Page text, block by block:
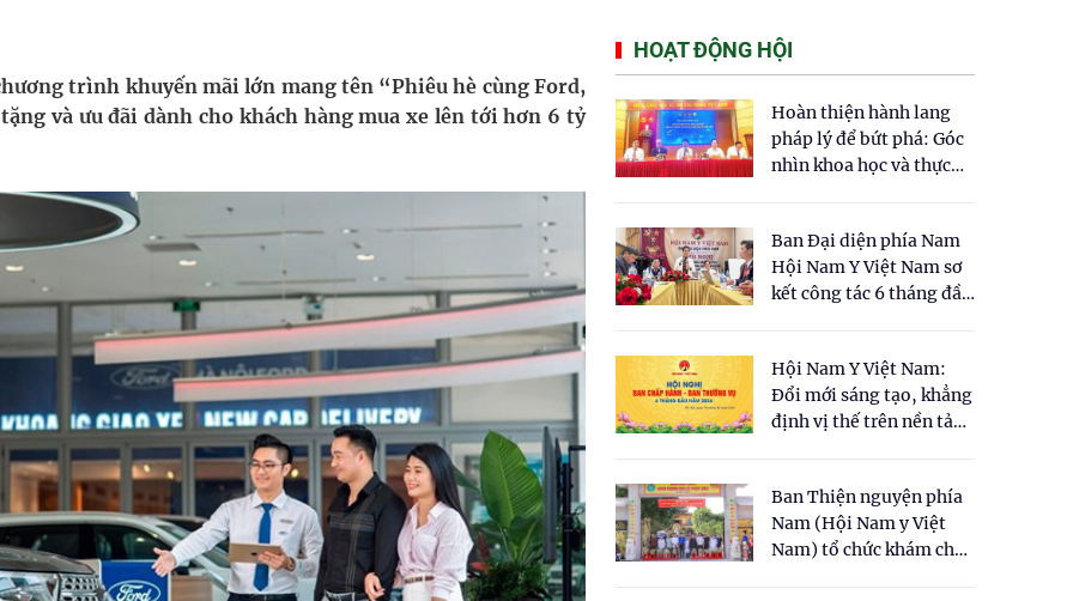
nhiệt độ cao nhất 35 độ
khám sàng lọc cho người dân
theo cách ít ai ngờ tới
trình khuyến mãi lớn mang tên “Phiêu hè cùng Ford,
và ưu đãi dành cho khách hàng mua xe lên tới hơn 6 tỷ
HOẠT ĐỘNG HỘI
Hoàn thiện hành lang
pháp lý để bứt phá: Góc
nhìn khoa học và thực
cho Luật Y dược cổ
truyền Việt Nam"
Ban Đại diện phía Nam
Hội Nam Y Việt Nam sơ
kết công tác 6 tháng đầu
Hội Nam Y Việt Nam:
Đổi mới sáng tạo, khẳng
định vị thế trên nền tảng
Ban Thiện nguyện phía
Nam (Hội Nam y Việt
Nam) tổ chức khám chữa